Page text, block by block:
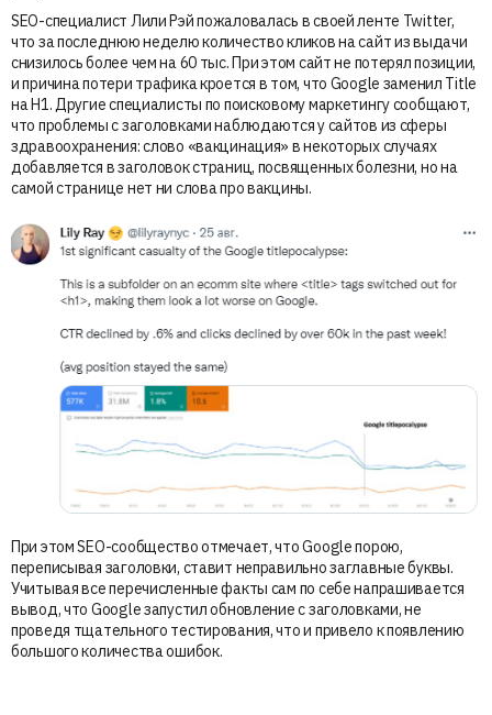
SEO-специалист Лили Рэй пожаловалась в своей ленте Twitter,
что за последнюю неделю количество кликов на сайт из выдачи
снизилось более чем на 60 тыс. При этом сайт не потерял позиции,
и причина потери трафика кроется в том, что Google заменил Title
на H1. Другие специалисты по поисковому маркетингу сообщают,
что проблемы с заголовками наблюдаются у сайтов из сферы
здравоохранения: слово «вакцинация» в некоторых случаях
добавляется в заголовок страниц, посвященных болезни, но на
самой странице нет ни слова про вакцины.
При этом SEO-сообщество отмечает, что Google порою,
переписывая заголовки, ставит неправильно заглавные буквы.
Учитывая все перечисленные факты сам по себе напрашивается
вывод, что Google запустил обновление с заголовками, не
проведя тщательного тестирования, что и привело к появлению
большого количества ошибок.